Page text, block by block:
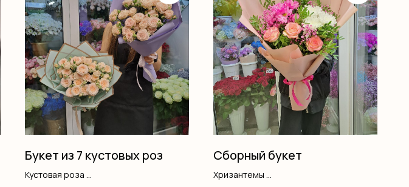
Букет из 7 кустовых роз
Кустовая роза
Сборный букет
Хризантемы